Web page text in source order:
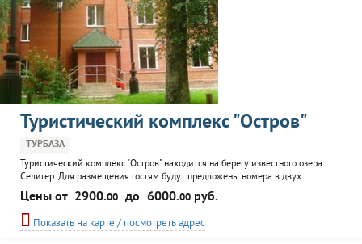
Туристический комплекс "Остров"
ТУРБАЗА
Туристический комплекс "Остров" находится на берегу известного озера
Селигер. Для размещения гостям будут предложены номера в двух
корпусах, гостевые домики, и коттеджи. К услугам отдыхадющих: пейнтбол,
спортплощадки, баня, настольный теннис, прокат спортинвентаря, детская
комната, кафе-бар, банкетный зал с бильярдом, катания на лошадях,
квадрациклах и катерах, охота, рыбалка, пляж...
Цены от 2900.00 до 6000.00 руб.
Показать на карте / посмотреть адрес